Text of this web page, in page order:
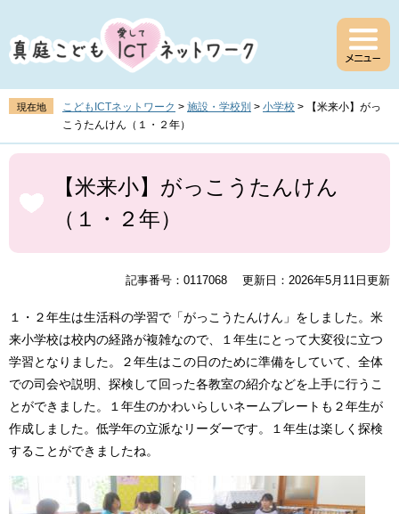
ジ
の
頭
す
。
ュ
ー
飛
し
て
現在地 こどもICTネットワーク > 施設・学校別 > 小学校 >
【米来小】がっ
こうたんけん（１・２年）
本
【米来小】がっこうたんけん
（１・２年）
記事番号：0117068 更新日：2026年5月11日更新
１・２年生は生活科の学習で「がっこうたんけん」をしました。米
来小学校は校内の経路が複雑なので、１年生にとって大変役に立つ
学習となりました。２年生はこの日のために準備をしていて、全体
での司会や説明、探検して回った各教室の紹介などを上手に行うこ
とができました。１年生のかわいらしいネームプレートも２年生が
作成しました。低学年の立派なリーダーです。１年生は楽しく探検
することができましたね。